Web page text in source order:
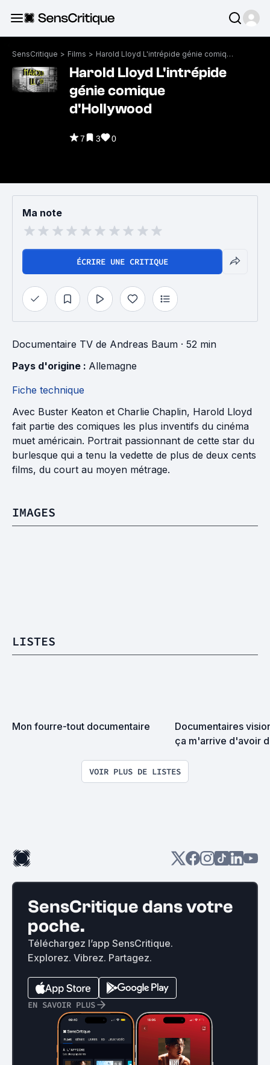
SensCritique > Films > Harold Lloyd L'intrépide génie comique d'Hollywood
Harold Lloyd L'intrépide
génie comique
d'Hollywood
7 3 0
Ma note
ÉCRIRE UNE CRITIQUE
Documentaire TV de Andreas Baum · 52 min
Pays d'origine : Allemagne
Fiche technique
Avec Buster Keaton et Charlie Chaplin, Harold Lloyd
fait partie des comiques les plus inventifs du cinéma
muet américain. Portrait passionnant de cette star du
burlesque qui a tenu la vedette de plus de deux cents
films, du court au moyen métrage.
IMAGES
LISTES
Mon fourre-tout documentaire
Documentaires
ça m'arrive d'avoir
VOIR PLUS DE LISTES
SensCritique dans votre
poche.
Téléchargez l’app SensCritique.
Explorez. Vibrez. Partagez.
EN SAVOIR PLUS